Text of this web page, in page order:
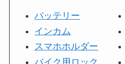
バッテリー
インカム
スマホホルダー
バイク用ロック